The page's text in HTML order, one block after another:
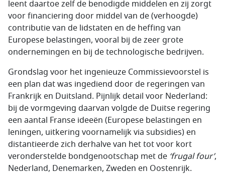
leent daartoe zelf de benodigde middelen en zij zorgt
voor financiering door middel van de (verhoogde)
contributie van de lidstaten en de heffing van
Europese belastingen, vooral bij de zeer grote
ondernemingen en bij de technologische bedrijven.
Grondslag voor het ingenieuze Commissievoorstel is
een plan dat was ingediend door de regeringen van
Frankrijk en Duitsland. Pijnlijk detail voor Nederland:
bij de vormgeving daarvan volgde de Duitse regering
een aantal Franse ideeën (Europese belastingen en
leningen, uitkering voornamelijk via subsidies) en
distantieerde zich derhalve van het tot voor kort
veronderstelde bondgenootschap met de ‘frugal four’,
Nederland, Denemarken, Zweden en Oostenrijk.